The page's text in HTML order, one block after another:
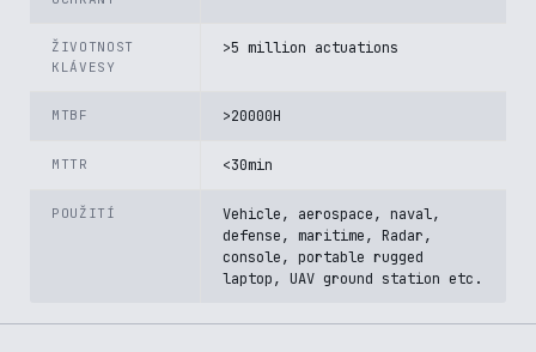
ŽIVOTNOST
KLÁVESY
>5 million actuations
MTBF >20000H
MTTR <30min
POUŽITÍ
Vehicle, aerospace, naval,
defense, maritime, Radar,
console, portable rugged
laptop, UAV ground station etc.